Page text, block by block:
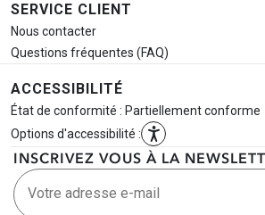
SERVICE CLIENT
Nous contacter
Questions fréquentes (FAQ)
ACCESSIBILITÉ
État de conformité : Partiellement conforme
Options d'accessibilité :
INSCRIVEZ VOUS À LA
Votre adresse e-mail